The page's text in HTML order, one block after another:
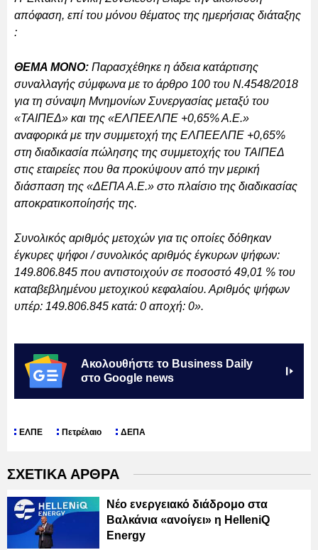
απόφαση, επί του μόνου θέματος της ημερήσιας διάταξης
:
ΘΕΜΑ ΜΟΝΟ: Παρασχέθηκε η άδεια κατάρτισης
συναλλαγής σύμφωνα με το άρθρο 100 του Ν.4548/2018
για τη σύναψη Μνημονίων Συνεργασίας μεταξύ του
«ΤΑΙΠΕΔ» και της «ΕΛΠΕΕΛΠΕ +0,65% Α.Ε.»
αναφορικά με την συμμετοχή της ΕΛΠΕΕΛΠΕ +0,65%
στη διαδικασία πώλησης της συμμετοχής του ΤΑΙΠΕΔ
στις εταιρείες που θα προκύψουν από την μερική
διάσπαση της «ΔΕΠΑ Α.Ε.» στο πλαίσιο της διαδικασίας
αποκρατικοποίησής της.
Συνολικός αριθμός μετοχών για τις οποίες δόθηκαν
έγκυρες ψήφοι / συνολικός αριθμός έγκυρων ψήφων:
149.806.845 που αντιστοιχούν σε ποσοστό 49,01 % του
καταβεβλημένου μετοχικού κεφαλαίου. Αριθμός ψήφων
υπέρ: 149.806.845 κατά: 0 αποχή: 0».
Ακολουθήστε το Business Daily
στο Google news
ΕΛΠΕ Πετρέλαιο ΔΕΠΑ
ΣΧΕΤΙΚΑ ΑΡΘΡΑ
Νέο ενεργειακό διάδρομο στα
Βαλκάνια «ανοίγει» η HelleniQ
Εnergy